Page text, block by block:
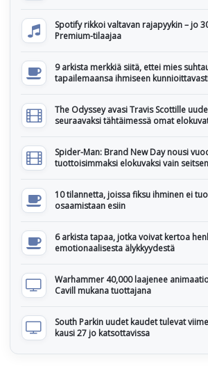
Spotify rikkoi valtavan rajapyykin – jo
Premium-tilaajaa
9 arkista merkkiä siitä, ettei mies
tapailemaansa ihmiseen
The Odyssey avasi Travis Scottille
seuraavaksi tähtäimessä omat
Spider-Man: Brand New Day nousi
tuottoisimmaksi elokuvaksi vain
10 tilannetta, joissa fiksu ihminen ei
osaamistaan esiin
6 arkista tapaa, jotka voivat kertoa
emotionaalisesta älykkyydestä
Warhammer 40,000 laajenee
Cavill mukana tuottajana
South Parkin uudet kaudet tulevat
kausi 27 jo katsottavissa